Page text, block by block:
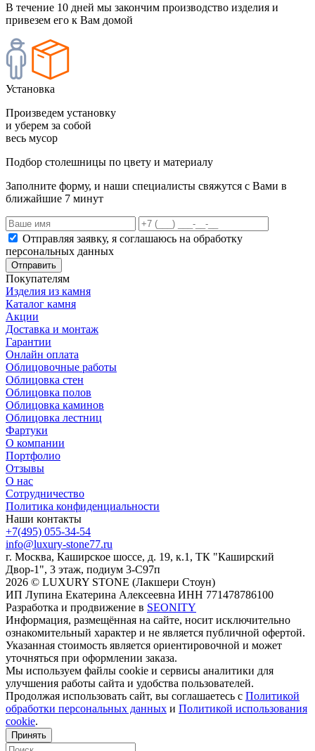
В течение 10 дней мы закончим производство изделия и
привезем его к Вам домой
Установка
Произведем установку
и уберем за собой
весь мусор
Подбор столешницы по цвету и материалу
Заполните форму, и наши специалисты свяжутся с Вами в
ближайшие 7 минут
Отправляя заявку, я соглашаюсь на обработку
персональных данных
Отправить
Покупателям
Изделия из камня
Каталог камня
Акции
Доставка и монтаж
Гарантии
Онлайн оплата
Облицовочные работы
Облицовка стен
Облицовка полов
Облицовка каминов
Облицовка лестниц
Фартуки
О компании
Портфолио
Отзывы
О нас
Сотрудничество
Политика конфиденциальности
Наши контакты
+7(495) 055-34-54
info@luxury-stone77.ru
г. Москва, Каширское шоссе, д. 19, к.1, ТК "Каширский
Двор-1", 3 этаж, подиум 3-С97п
2026 © LUXURY STONE (Лакшери Стоун)
ИП Лупина Екатерина Алексеевна ИНН 771478786100
Разработка и продвижение в SEONITY
Информация, размещённая на сайте, носит исключительно
ознакомительный характер и не является публичной офертой.
Указанная стоимость является ориентировочной и может
уточняться при оформлении заказа.
Мы используем файлы cookie и сервисы аналитики для
улучшения работы сайта и удобства пользователей.
Продолжая использовать сайт, вы соглашаетесь с Политикой
обработки персональных данных и Политикой использования
cookie.
Принять